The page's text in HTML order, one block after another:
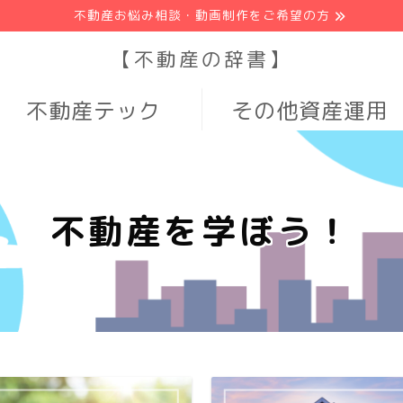
不動産お悩み相談・動画制作をご希望の方
【不動産の辞書】
不動産テック その他資産運用
不動産を学ぼう！